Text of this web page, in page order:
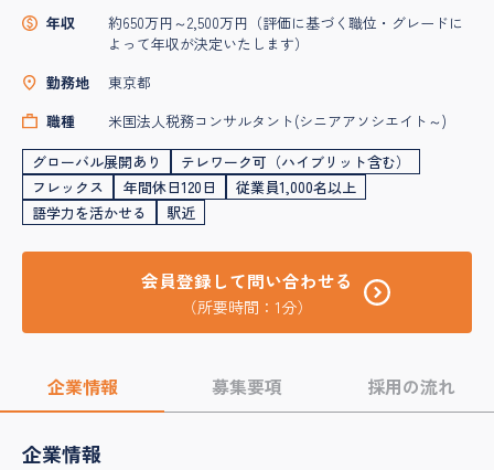
年収
約650万円～2,500万円（評価に基づく職位・グレードに
よって年収が決定いたします）
勤務地
東京都
職種
米国法人税務コンサルタント(シニアアソシエイト～)
グローバル展開あり
テレワーク可（ハイブリット含む）
フレックス
年間休日120日
従業員1,000名以上
語学力を活かせる
駅近
会員登録して問い合わせる
（所要時間：1分）
企業情報 募集要項 採用の流れ
企業情報